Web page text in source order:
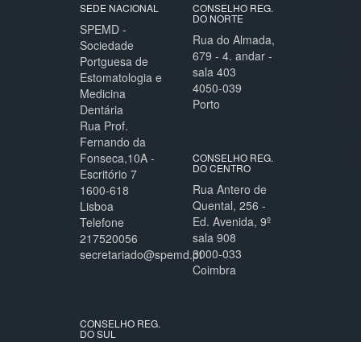
SEDE NACIONAL
SPEMD -
Sociedade
Portguesa de
Estomatologia e
Medicina
Dentária
Rua Prof.
Fernando da
Fonseca,10A -
Escritório 7
1600-618
Lisboa
Telefone
217520056
secretariado@spemd.pt
CONSELHO REG.
DO NORTE
Rua do Almada,
679 - 4. andar -
sala 403
4050-039
Porto
CONSELHO REG.
DO CENTRO
Rua Antero de
Quental, 256 -
Ed. Avenida, 9º
sala 908
3000-033
Coimbra
CONSELHO REG.
DO SUL